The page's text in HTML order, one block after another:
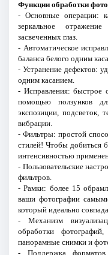
Функции обработки
- Основные операции:
зеркальное
засвеченных глаз.
- Автоматическое
баланса белого одним
- Устранение дефектов:
одним касанием.
- Исправления: быстрое
помощью ползунков
экспозиции, подсветок,
вибрации.
- Фильтры: простой
стилей! Чтобы добиться
интенсивностью
- Пользовательские
фильтров.
- Рамки: более 15
ваши фотографии
который идеально
- Механизм
обработки
панорамные снимки и
- Поддержка